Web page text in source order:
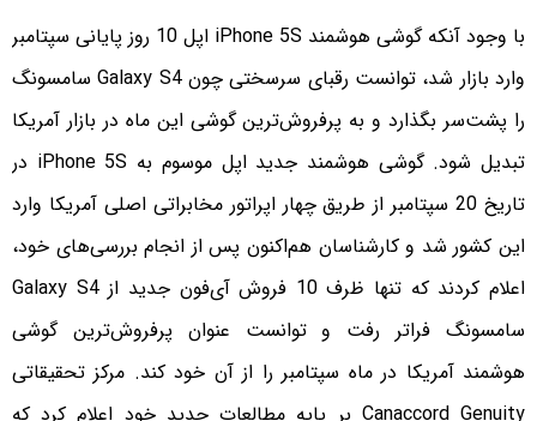
با وجود آنکه گوشی هوشمند iPhone 5S اپل 10 روز پایانی سپتامبر
وارد بازار شد، توانست رقبای سرسختی چون Galaxy S4 سامسونگ
را پشت‌سر بگذارد و به پرفروش‌ترین گوشی این ماه در بازار آمریکا
تبدیل شود.
گوشی هوشمند جدید اپل موسوم به iPhone 5S در
تاریخ 20 سپتامبر از طریق چهار اپراتور مخابراتی اصلی آمریکا وارد
این کشور شد و کارشناسان هم‌اکنون پس از انجام بررسی‌های خود،
اعلام کردند که تنها ظرف 10 فروش آی‌فون جدید از Galaxy S4
سامسونگ فراتر رفت و توانست عنوان پرفروش‌ترین گوشی
هوشمند آمریکا در ماه سپتامبر را از آن خود کند. مرکز تحقیقاتی
Canaccord Genuity بر پایه مطالعات جدید خود اعلام کرد که